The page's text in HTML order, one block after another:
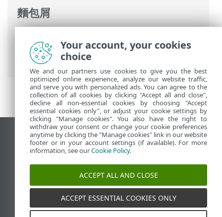
麵包屑
ESET PROTECT>ESET PROTECT 主功能表>
其他>存取權限>
檢視桌面網站
End of Life
ESET 知識庫
ESET Status Portal
Your account, your cookies
choice
We and our partners use cookies to give you the best
optimized online experience, analyze our website traffic,
and serve you with personalized ads. You can agree to the
collection of all cookies by clicking "Accept all and close",
decline all non-essential cookies by choosing "Accept
essential cookies only", or adjust your cookie settings by
clicking "Manage cookies". You also have the right to
withdraw your consent or change your cookie preferences
anytime by clicking the "Manage cookies" link in our website
footer or in your account settings (if available). For more
information, see ourCookie Policy.
ACCEPT ALL AND CLOSE
ACCEPT ESSENTIAL COOKIES ONLY